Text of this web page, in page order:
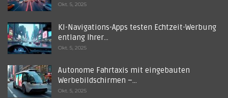
Okt. 5, 2025
KI-Navigations-Apps testen Echtzeit-Werbung
entlang Ihrer…
Okt. 5, 2025
Autonome Fahrtaxis mit eingebauten
Werbebildschirmen –…
Okt. 5, 2025